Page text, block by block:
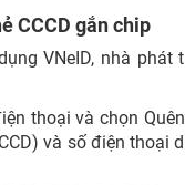
CCCD gắn chip
VNeID, nhà
thoại và chọn
và số điện thoại